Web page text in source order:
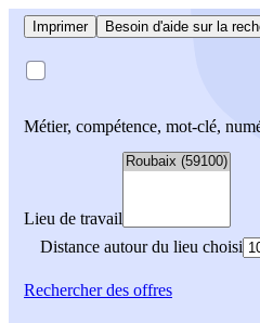
Imprimer Besoin d'aide sur la
Métier, compétence, mot-clé,
Lieu de travail
Distance autour du lieu choisi
Rechercherdes offres